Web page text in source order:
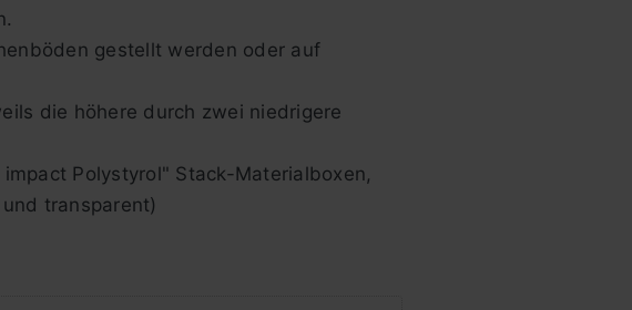
gestellt werden oder auf
die höhere durch zwei niedrigere
Polystyrol" Stack-Materialboxen,
transparent)